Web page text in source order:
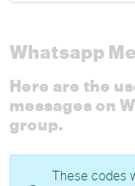
Whatsapp
Here are the
messages on
group.
These codes